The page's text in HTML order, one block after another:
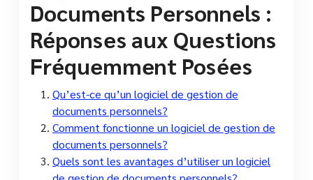
Documents Personnels :
Réponses aux Questions
Fréquemment Posées
Qu’est-ce qu’un logiciel de gestion de
documents personnels?
Comment fonctionne un logiciel de gestion de
documents personnels?
Quels sont les avantages d’utiliser un logiciel